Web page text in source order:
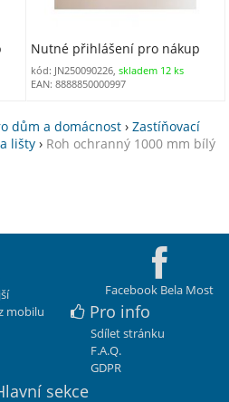
Nutné přihlášení pro nákup
kód: JN250090226,skladem 12 ks
EAN: 8888850000997
dům a domácnost ›Zastíňovací
lišty › Roh ochranný 1000 mm bílý
Facebook Bela Most
mobilu
Pro info
Sdílet stránku
F.A.Q.
GDPR
sekce